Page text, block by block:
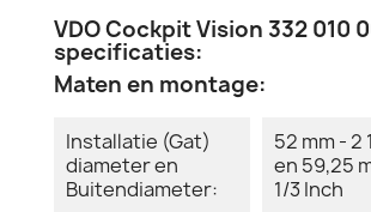
VDO Cockpit Vision 332 010
specificaties:
Maten en montage:
Installatie (Gat)
diameter en
Buitendiameter:
52 mm - 2
en 59,25
1/3 Inch